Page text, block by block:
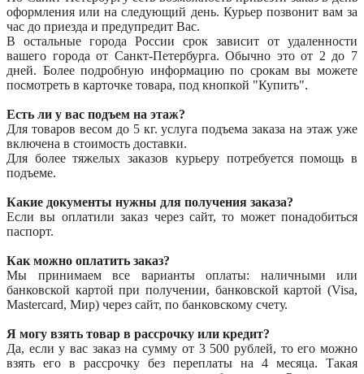
оформления или на следующий день. Курьер позвонит вам за
час до приезда и предупредит Вас.
В остальные города России срок зависит от удаленности
вашего города от Санкт-Петербурга. Обычно это от 2 до 7
дней. Более подробную информацию по срокам вы можете
посмотреть в карточке товара, под кнопкой "Купить".
Есть ли у вас подъем на этаж?
Для товаров весом до 5 кг. услуга подъема заказа на этаж уже
включена в стоимость доставки.
Для более тяжелых заказов курьеру потребуется помощь в
подъеме.
Какие документы нужны для получения заказа?
Если вы оплатили заказ через сайт, то может понадобиться
паспорт.
Как можно оплатить заказ?
Мы принимаем все варианты оплаты: наличными или
банковской картой при получении, банковской картой (Visa,
Mastercard, Мир) через сайт, по банковскому счету.
Я могу взять товар в рассрочку или кредит?
Да, если у вас заказ на сумму от 3 500 рублей, то его можно
взять его в рассрочку без переплаты на 4 месяца. Такая